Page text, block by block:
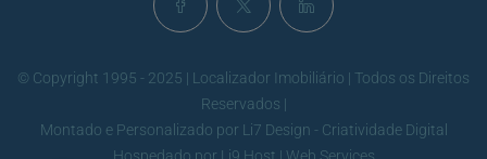
© Copyright 1995 - 2025 | Localizador Imobiliário | Todos os Direitos
Reservados |
Montado e Personalizado por Li7 Design - Criatividade Digital
Hospedado por Li9 Host | Web Services